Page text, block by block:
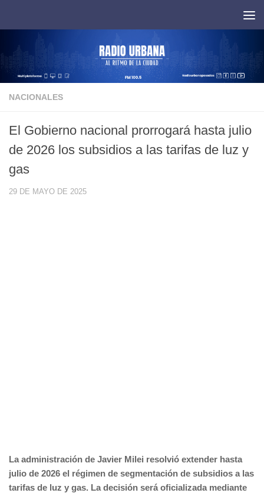
NACIONALES
El Gobierno nacional prorrogará hasta julio
de 2026 los subsidios a las tarifas de luz y
gas
29 DE MAYO DE 2025
La administración de Javier Milei resolvió extender hasta
julio de 2026 el régimen de segmentación de subsidios a las
tarifas de luz y gas. La decisión será oficializada mediante